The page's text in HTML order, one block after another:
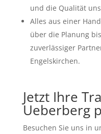
und die Qualität
Alles aus einer
über die Planung
zuverlässiger
Engelskirchen.
Jetzt Ihre
Ueberberg
Besuchen Sie uns in